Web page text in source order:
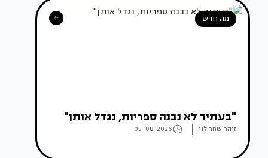
מה חדש
"בעתיד לא נבנה ספריות, נגדל אותן"
זוהר שחר לוי 05-08-2026